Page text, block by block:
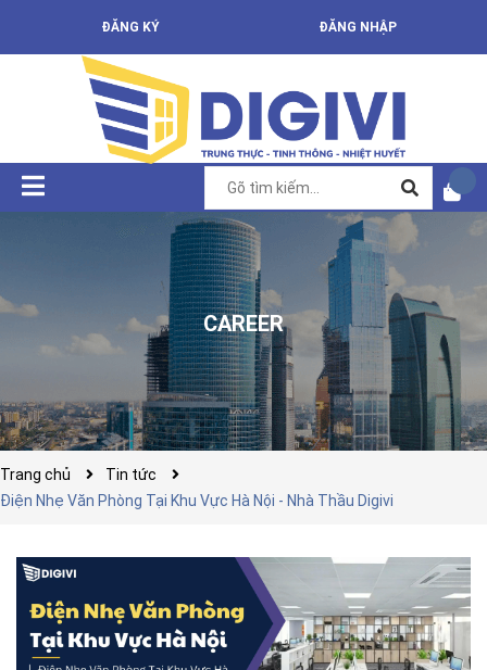
ĐĂNG KÝ ĐĂNG NHẬP
CAREER
Trang chủ
Tin tức
Điện Nhẹ Văn Phòng Tại Khu Vực Hà Nội - Nhà Thầu Digivi